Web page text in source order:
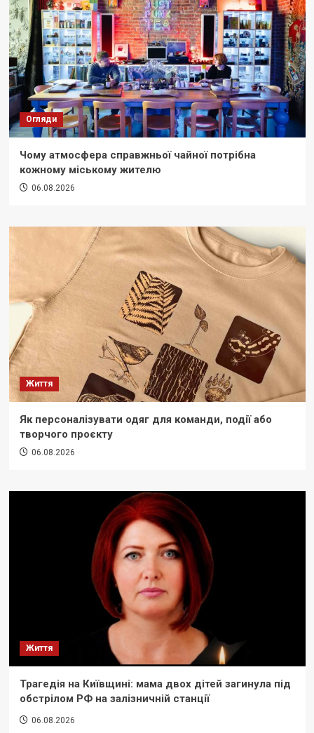
Огляди
Чому атмосфера справжньої чайної потрібна
кожному міському жителю
06.08.2026
Життя
Як персоналізувати одяг для команди, події або
творчого проєкту
06.08.2026
Життя
Трагедія на Київщині: мама двох дітей загинула під
обстрілом РФ на залізничній станції
06.08.2026